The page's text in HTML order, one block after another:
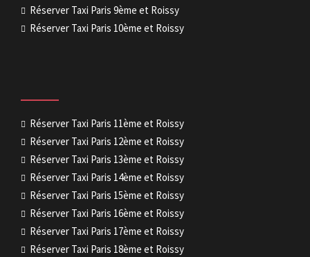
Réserver Taxi Paris 9ème et Roissy
Réserver Taxi Paris 10ème et Roissy
Réserver Taxi Paris 11ème et Roissy
Réserver Taxi Paris 12ème et Roissy
Réserver Taxi Paris 13ème et Roissy
Réserver Taxi Paris 14ème et Roissy
Réserver Taxi Paris 15ème et Roissy
Réserver Taxi Paris 16ème et Roissy
Réserver Taxi Paris 17ème et Roissy
Réserver Taxi Paris 18ème et Roissy